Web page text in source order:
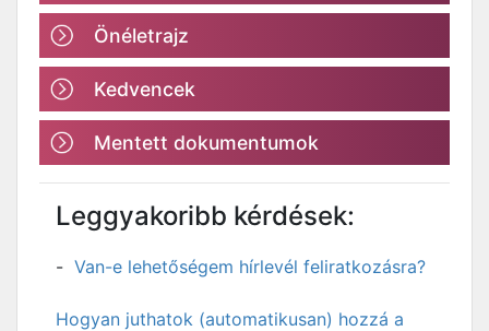
Önéletrajz
Kedvencek
Mentett dokumentumok
Leggyakoribb kérdések:
Van-e lehetőségem hírlevél feliratkozásra?
Hogyan juthatok (automatikusan) hozzá a